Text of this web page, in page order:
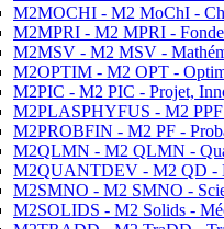
M2MOCHI - M2 MoChI -
M2MPRI - M2 MPRI -
M2MSV - M2 MSV -
M2OPTIM - M2 OPT -
M2PIC - M2 PIC - Projet,
M2PLASPHYFUS - M2 PPF
M2PROBFIN - M2 PF -
M2QLMN - M2 QLMN -
M2QUANTDEV - M2 QD -
M2SMNO - M2 SMNO -
M2SOLIDS - M2 Solids -